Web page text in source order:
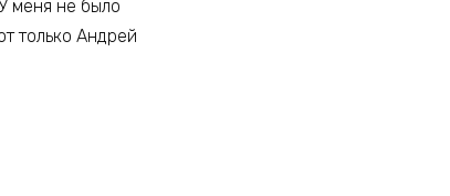
меня не было
только Андрей